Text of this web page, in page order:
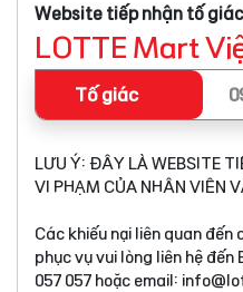
Website tiếp nhận tố
LOTTE Mart
Tố giác
LƯU Ý: ĐÂY LÀ WEBSITE
VI PHẠM CỦA NHÂN VIÊN
Các khiếu nại liên quan
phục vụ vui lòng liên hệ đến
057 057 hoặc email: